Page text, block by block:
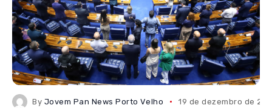
By Jovem Pan News Porto Velho 19 de dezembro de